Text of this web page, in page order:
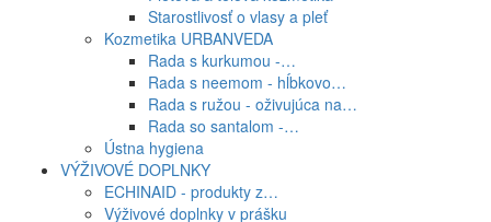
Starostlivosť o vlasy a pleť
Kozmetika URBANVEDA
Rada s kurkumou -…
Rada s neemom - hĺbkovo…
Rada s ružou - oživujúca na…
Rada so santalom -…
Ústna hygiena
VÝŽIVOVÉ DOPLNKY
ECHINAID - produkty z…
Výživové doplnky v prášku